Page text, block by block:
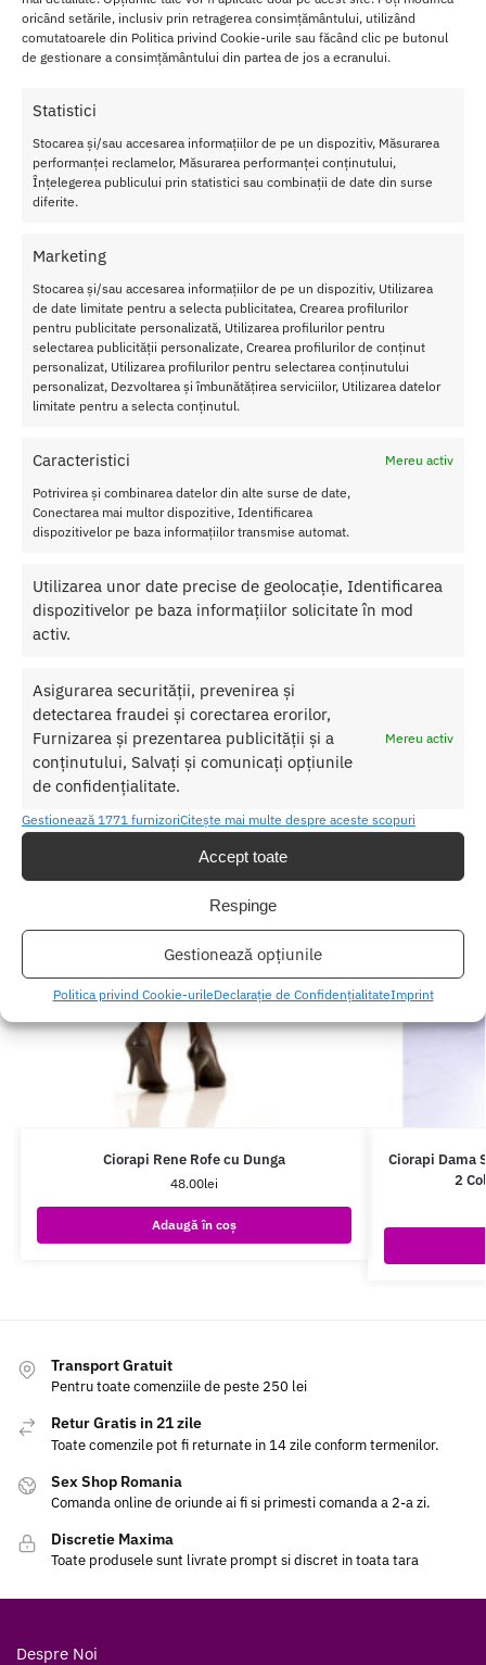
oricând setările, inclusiv prin retragerea consimțământului, utilizând
comutatoarele din Politica privind Cookie-urile sau făcând clic pe butonul
de gestionare a consimțământului din partea de jos a ecranului.
Statistici
Stocarea și/sau accesarea informațiilor de pe un dispozitiv, Măsurarea
performanței reclamelor, Măsurarea performanței conținutului,
Înțelegerea publicului prin statistici sau combinații de date din surse
diferite.
Marketing
Stocarea și/sau accesarea informațiilor de pe un dispozitiv, Utilizarea
de date limitate pentru a selecta publicitatea, Crearea profilurilor
pentru publicitate personalizată, Utilizarea profilurilor pentru
selectarea publicității personalizate, Crearea profilurilor de conținut
personalizat, Utilizarea profilurilor pentru selectarea conținutului
personalizat, Dezvoltarea și îmbunătățirea serviciilor, Utilizarea datelor
limitate pentru a selecta conținutul.
Caracteristici
Mereu activ
Potrivirea și combinarea datelor din alte surse de date,
Conectarea mai multor dispozitive, Identificarea
dispozitivelor pe baza informațiilor transmise automat.
Utilizarea unor date precise de geolocație, Identificarea
dispozitivelor pe baza informațiilor solicitate în mod
activ.
Asigurarea securității, prevenirea și
detectarea fraudei și corectarea erorilor,
Furnizarea și prezentarea publicității și a
conținutului, Salvați și comunicați opțiunile
de confidențialitate.
Mereu activ
Gestionează 1771 furnizoriCitește mai multe despre aceste scopuri
Accept toate
Respinge
Gestionează opțiunile
Politica privind Cookie-urileDeclarație de ConfidențialitateImprint
Cara
cteri
Set
Lenje
rie
Baci
Size
Princi
palele
calitati ale lenjeriei sexy sunt urmatoarele:
Spalare manuala
90% nailon, 10% spandex
Ciorapii nu sunt inclusi
Categorii: LENJERIE FEMEI,Costume si Seturi
Etichetă: Set Lenjerie Baci 3pc Queen Size
Ciorapi Rene Rofe cu Dunga
48.00lei
Adaugă în coș
Ciorapi Dama
2
Transport Gratuit
Pentru toate comenziile de peste 250 lei
Retur Gratis in 21 zile
Toate comenzile pot fi returnate in 14 zile conform termenilor.
Sex Shop Romania
Comanda online de oriunde ai fi si primesti comanda a 2-a zi.
Discretie Maxima
Toate produsele sunt livrate prompt si discret in toata tara
Despre Noi